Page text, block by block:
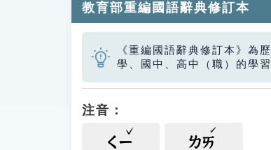
教育部重編國語辭典修訂本
《重編國語辭典修訂本》為
學、國中、高中（職）的學
注音：
ㄑㄧ ㄌㄞ